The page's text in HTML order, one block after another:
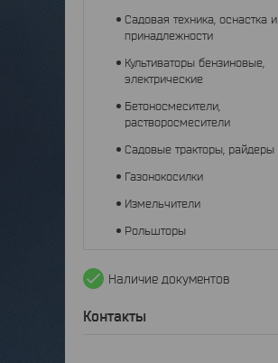
Садовая техника, оснастка и
принадлежности
Культиваторы бензиновые,
электрические
Бетоносмесители,
растворосмесители
Садовые тракторы, райдеры
Газонокосилки
Измельчители
Рольшторы
Наличие документов
Контакты